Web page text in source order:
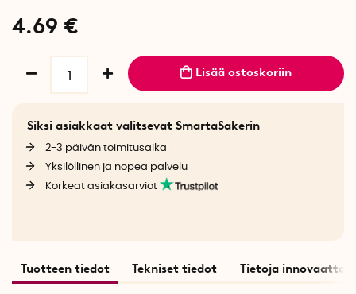
4.69 €
Lisää ostoskoriin
Siksi asiakkaat valitsevat SmartaSakerin
2-3 päivän toimitusaika
Yksilöllinen ja nopea palvelu
Korkeat asiakasarviot
Tuotteen tiedot Tekniset tiedot Tietoja